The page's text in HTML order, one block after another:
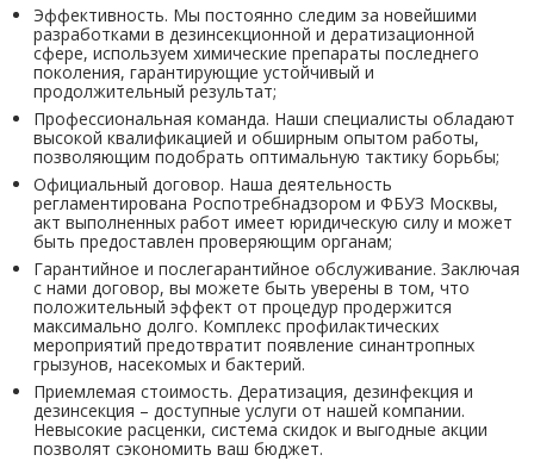
Эффективность. Мы постоянно следим за новейшими
разработками в дезинсекционной и дератизационной
сфере, используем химические препараты последнего
поколения, гарантирующие устойчивый и
продолжительный результат;
Профессиональная команда. Наши специалисты обладают
высокой квалификацией и обширным опытом работы,
позволяющим подобрать оптимальную тактику борьбы;
Официальный договор. Наша деятельность
регламентирована Роспотребнадзором и ФБУЗ Москвы,
акт выполненных работ имеет юридическую силу и может
быть предоставлен проверяющим органам;
Гарантийное и послегарантийное обслуживание. Заключая
с нами договор, вы можете быть уверены в том, что
положительный эффект от процедур продержится
максимально долго. Комплекс профилактических
мероприятий предотвратит появление синантропных
грызунов, насекомых и бактерий.
Приемлемая стоимость. Дератизация, дезинфекция и
дезинсекция – доступные услуги от нашей компании.
Невысокие расценки, система скидок и выгодные акции
позволят сэкономить ваш бюджет.